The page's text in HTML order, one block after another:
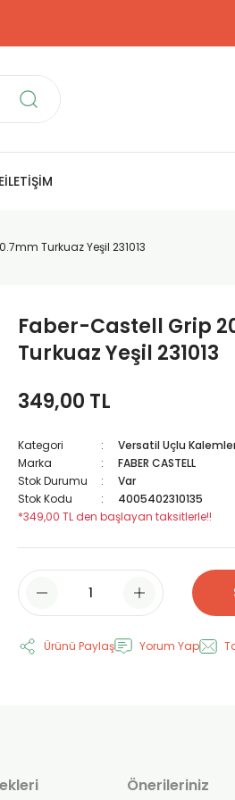
İLETİŞİM
Turkuaz Yeşil 231013
Faber-Castell Grip
Turkuaz Yeşil 231013
349,00 TL
Kategori
Versatil Uçlu
Marka
FABER CASTELL
Stok Durumu
Var
Stok Kodu
4005402310135
*349,00 TL den başlayan taksitlerle!!
Ürünü Paylaş Yorum Yap
Önerileriniz